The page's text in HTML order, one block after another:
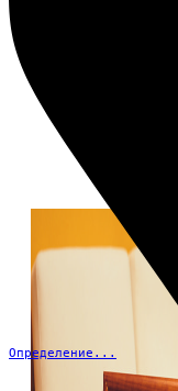
Определение...